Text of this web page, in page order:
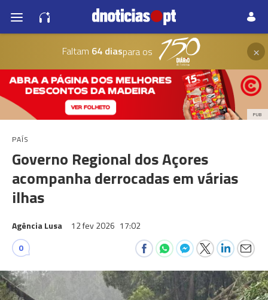
Faltam 64 diaspara os ×
PUB
PAÍS
Governo Regional dos Açores
acompanha derrocadas em várias
ilhas
Agência Lusa 12 fev 2026 17:02
0